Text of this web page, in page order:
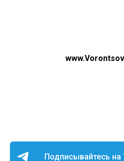
Подписывайтесь на